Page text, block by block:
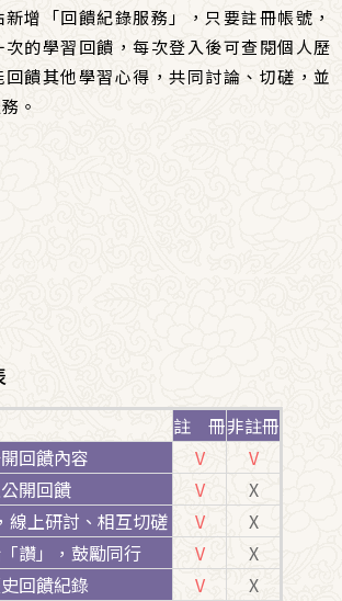
增「回饋紀錄服務」，只要註冊帳號，
的學習回饋，每次登入後可查閱個人歷
饋其他學習心得，共同討論、切磋，並
。
註 冊非註冊
回饋內容
V
V
開回饋
V
X
線上研討、相互切磋
V
X
讚」，鼓勵同行
V
X
回饋紀錄
V
X